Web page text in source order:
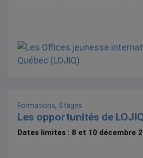
Formations, Stages
Les opportunités de
Dates limites : 8 et 10 décembre